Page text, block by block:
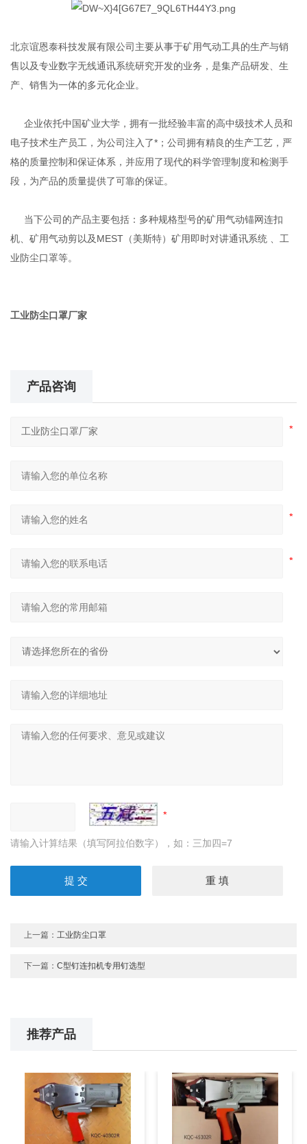
北京谊恩泰科技发展有限公司主要从事于矿用气动工具的生产与销
售以及专业数字无线通讯系统研究开发的业务，是集产品研发、生
产、销售为一体的多元化企业。
企业依托中国矿业大学，拥有一批经验丰富的高中级技术人员和
电子技术生产员工，为公司注入了*；公司拥有精良的生产工艺，严
格的质量控制和保证体系，并应用了现代的科学管理制度和检测手
段，为产品的质量提供了可靠的保证。
当下公司的产品主要包括：多种规格型号的矿用气动锚网连扣
机、矿用气动剪以及MEST（美斯特）矿用即时对讲通讯系统 、工
业防尘口罩等。
工业防尘口罩厂家
产品咨询
请输入计算结果（填写阿拉伯数字），如：三加四=7
上一篇：工业防尘口罩
下一篇：C型钉连扣机专用钉选型
推荐产品